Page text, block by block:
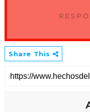
Share This